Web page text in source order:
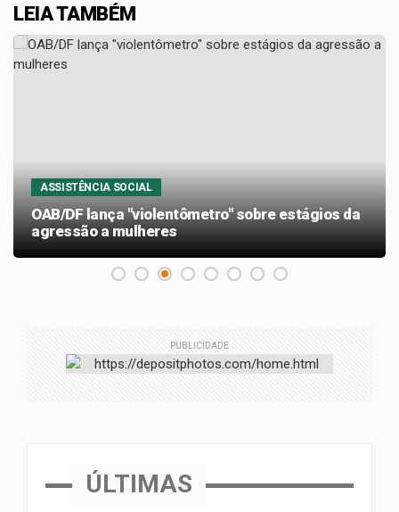
LEIA TAMBÉM
ASSISTÊNCIA SOCIAL
OAB/DF lança "violentômetro" sobre estágios da
agressão a mulheres
PUBLICIDADE
ÚLTIMAS